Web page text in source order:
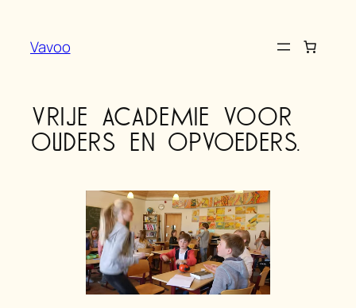
Vavoo
Vrije Academie voor
Ouders en Opvoeders.